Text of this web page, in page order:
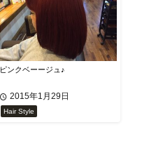
ピンクベーージュ♪
2015年1月29日
Hair Style